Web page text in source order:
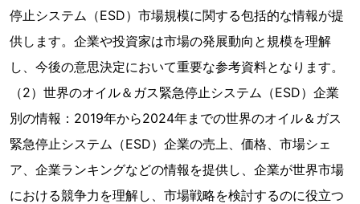
停止システム（ESD）市場規模に関する包括的な情報が提
供します。企業や投資家は市場の発展動向と規模を理解
し、今後の意思決定において重要な参考資料となります。
（2）世界のオイル＆ガス緊急停止システム（ESD）企業
別の情報：2019年から2024年までの世界のオイル＆ガス
緊急停止システム（ESD）企業の売上、価格、市場シェ
ア、企業ランキングなどの情報を提供し、企業が世界市場
における競争力を理解し、市場戦略を検討するのに役立つ